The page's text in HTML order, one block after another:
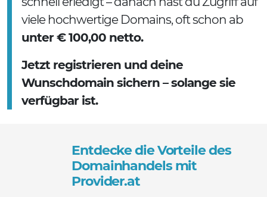
viele hochwertige Domains, oft schon ab
unter € 100,00 netto.
Jetzt registrieren und deine
Wunschdomain sichern – solange sie
verfügbar ist.
Entdecke die Vorteile des
Domainhandels mit
Provider.at